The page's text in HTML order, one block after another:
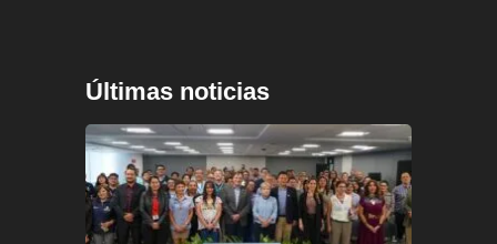
Últimas noticias